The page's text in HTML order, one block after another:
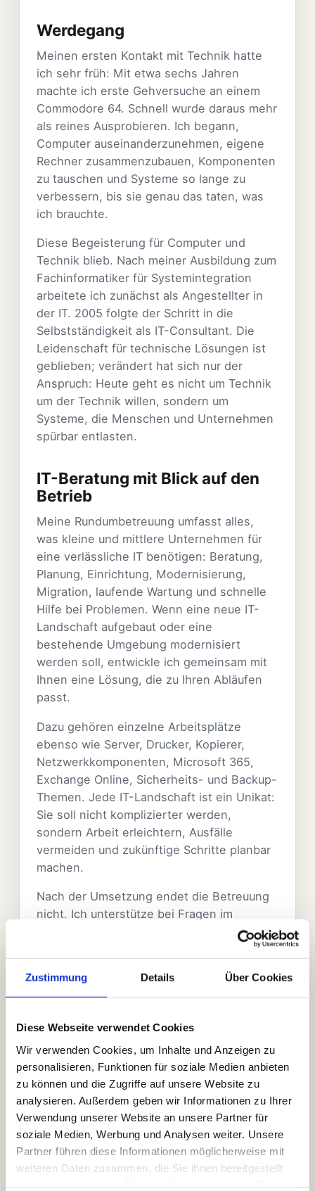
Zustimmung Details Über Cookies
Diese Webseite verwendet Cookies
Wir verwenden Cookies, um Inhalte und Anzeigen zu
personalisieren, Funktionen für soziale Medien anbieten
zu können und die Zugriffe auf unsere Website zu
analysieren. Außerdem geben wir Informationen zu Ihrer
Verwendung unserer Website an unsere Partner für
soziale Medien, Werbung und Analysen weiter. Unsere
Partner führen diese Informationen möglicherweise mit
weiteren Daten zusammen, die Sie ihnen bereitgestellt
Werdegang
Meinen ersten Kontakt mit Technik hatte
ich sehr früh: Mit etwa sechs Jahren
machte ich erste Gehversuche an einem
Commodore 64. Schnell wurde daraus mehr
als reines Ausprobieren. Ich begann,
Computer auseinanderzunehmen, eigene
Rechner zusammenzubauen, Komponenten
zu tauschen und Systeme so lange zu
verbessern, bis sie genau das taten, was
ich brauchte.
Diese Begeisterung für Computer und
Technik blieb. Nach meiner Ausbildung zum
Fachinformatiker für Systemintegration
arbeitete ich zunächst als Angestellter in
der IT. 2005 folgte der Schritt in die
Selbstständigkeit als IT-Consultant. Die
Leidenschaft für technische Lösungen ist
geblieben; verändert hat sich nur der
Anspruch: Heute geht es nicht um Technik
um der Technik willen, sondern um
Systeme, die Menschen und Unternehmen
spürbar entlasten.
IT-Beratung mit Blick auf den
Betrieb
Meine Rundumbetreuung umfasst alles,
was kleine und mittlere Unternehmen für
eine verlässliche IT benötigen: Beratung,
Planung, Einrichtung, Modernisierung,
Migration, laufende Wartung und schnelle
Hilfe bei Problemen. Wenn eine neue IT-
Landschaft aufgebaut oder eine
bestehende Umgebung modernisiert
werden soll, entwickle ich gemeinsam mit
Ihnen eine Lösung, die zu Ihren Abläufen
passt.
Dazu gehören einzelne Arbeitsplätze
ebenso wie Server, Drucker, Kopierer,
Netzwerkkomponenten, Microsoft 365,
Exchange Online, Sicherheits- und Backup-
Themen. Jede IT-Landschaft ist ein Unikat:
Sie soll nicht komplizierter werden,
sondern Arbeit erleichtern, Ausfälle
vermeiden und zukünftige Schritte planbar
machen.
Nach der Umsetzung endet die Betreuung
nicht. Ich unterstütze bei Fragen im
Tagesgeschäft, weise Mitarbeitende ein
Verfügbarkeit und pragmatischer
Fehlersuche ist für viele Kunden der
Ausbildung & berufliche
Stationen
Okt 2000 - Apr 2003
Fachinformatiker, Fachrichtung
Systemintegration
IHK, Landshut